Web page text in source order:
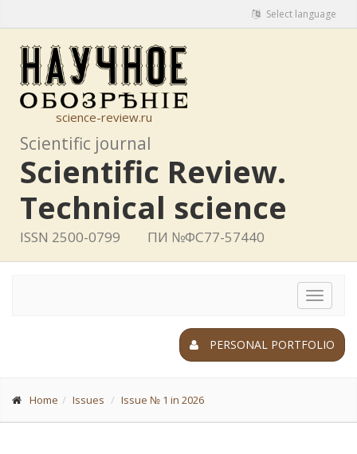
Select language
science-review.ru
Scientific journal
Scientific Review.
Technical science
ISSN 2500-0799 ПИ №ФС77-57440
Toggle
PERSONAL PORTFOLIO
Home Issues Issue № 1 in 2026